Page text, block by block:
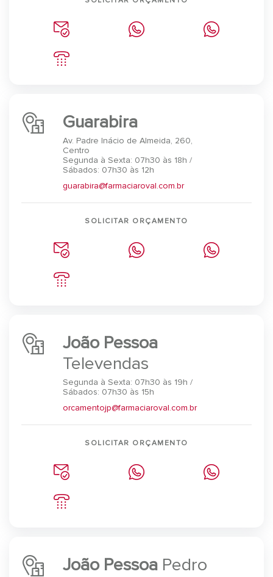
Guarabira
Av. Padre Inácio de Almeida, 260,
Centro
Segunda à Sexta: 07h30 às 18h /
Sábados: 07h30 às 12h
guarabira@farmaciaroval.com.br
SOLICITAR ORÇAMENTO
João Pessoa
Televendas
Segunda à Sexta: 07h30 às 19h /
Sábados: 07h30 às 15h
orcamentojp@farmaciaroval.com.br
SOLICITAR ORÇAMENTO
João Pessoa Pedro